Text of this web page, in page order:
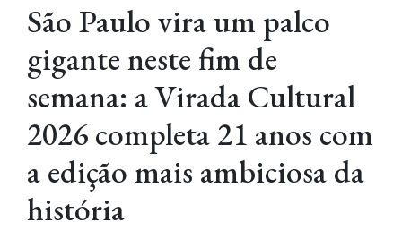
São Paulo vira um palco
gigante neste fim de
semana: a Virada Cultural
2026 completa 21 anos com
a edição mais ambiciosa da
história